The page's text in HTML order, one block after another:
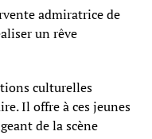
admiratrice de
un rêve
culturelles
Il offre à ces jeunes
de la scène